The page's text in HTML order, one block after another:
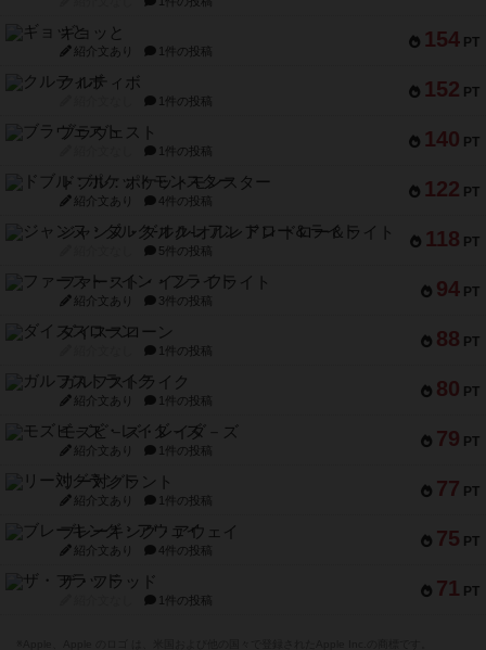
154 PT
ギョッと
紹介文あり 1件の投稿
152 PT
クルティボ
1件の投稿
140 PT
ブラヴェスト
1件の投稿
122 PT
ドブル：ポケットモンスター
紹介文あり 4件の投稿
118 PT
ジャンヌ・ダルク-オルレアン ドロー＆ライト
5件の投稿
94 PT
ファースト・イン・フライト
紹介文あり 3件の投稿
88 PT
ダイススローン
1件の投稿
80 PT
ガルフストライク
紹介文あり 1件の投稿
79 PT
モズビ－ズ・レイダ－ズ
紹介文あり 1件の投稿
77 PT
リー対グラント
紹介文あり 1件の投稿
75 PT
ブレーキング・アウェイ
紹介文あり 4件の投稿
71 PT
ザ・フラッド
1件の投稿